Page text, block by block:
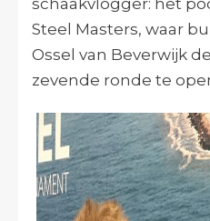
schaakvlogger: het
Steel Masters, waar
Ossel van Beverwijk
zevende ronde te